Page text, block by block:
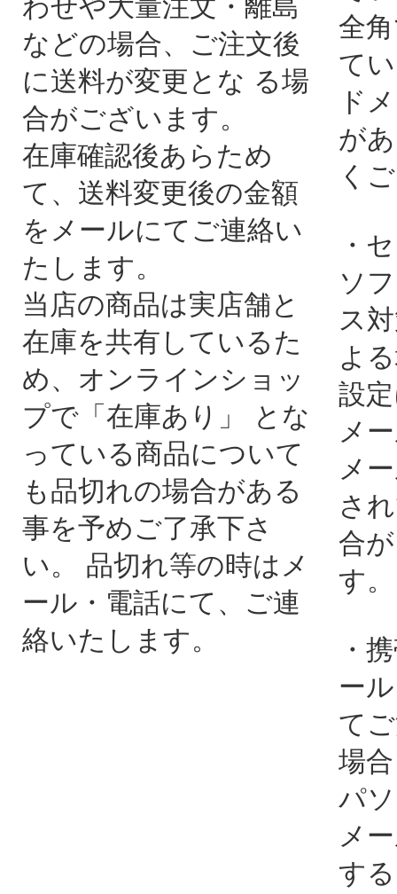
わせや大量注文・離島
などの場合、ご注文後
に送料が変更とな る場
合がございます。
在庫確認後あらため
て、送料変更後の金額
をメールにてご連絡い
たします。
当店の商品は実店舗と
在庫を共有しているた
め、オンラインショッ
プで「在庫あり」 とな
っている商品について
も品切れの場合がある
事を予めご了承下さ
い。 品切れ等の時はメ
ール・電話にて、ご連
絡いたします。
全
て
ド
が
く
・
ソ
ス
よ
設
メ
メ
さ
合
す。
・
ー
て
場合
パ
メ
す